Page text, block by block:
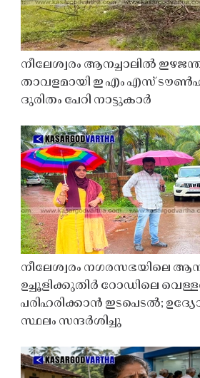
നീലേശ്വരം ആനച്ചാലിൽ
താവളമായി ഇ എം എസ്
ദുരിതം പേറി നാട്ടുകാർ
നീലേശ്വരം നഗരസഭയിലെ
ഉച്ചൂളിക്കുതിർ റോഡിലെ
പരിഹരിക്കാൻ ഇടപെടൽ;
സ്ഥലം സന്ദർശിച്ചു